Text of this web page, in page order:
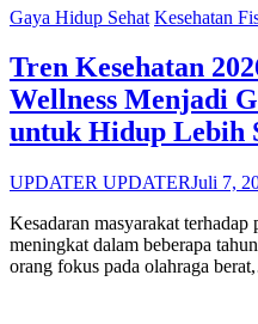
Gaya Hidup Sehat Kesehatan
Tren Kesehatan
Wellness Menjadi
untuk Hidup Lebih
UPDATER UPDATERJuli 7,
Kesadaran masyarakat terhadap
meningkat dalam beberapa
orang fokus pada olahraga